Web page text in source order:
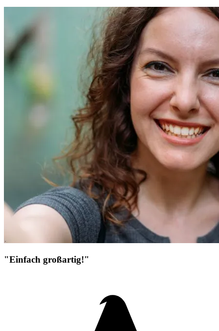
"Einfach großartig!"